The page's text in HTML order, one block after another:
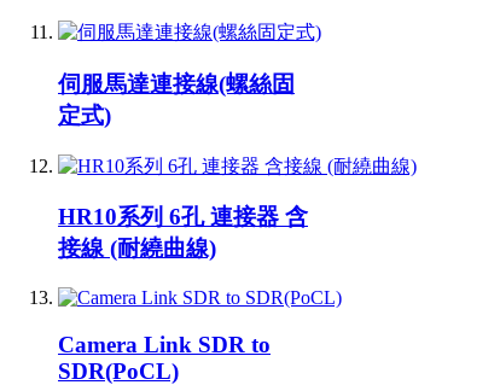
伺服馬達連接線(螺絲固
定式)
HR10系列 6孔 連接器 含
接線 (耐繞曲線)
Camera Link SDR to
SDR(PoCL)